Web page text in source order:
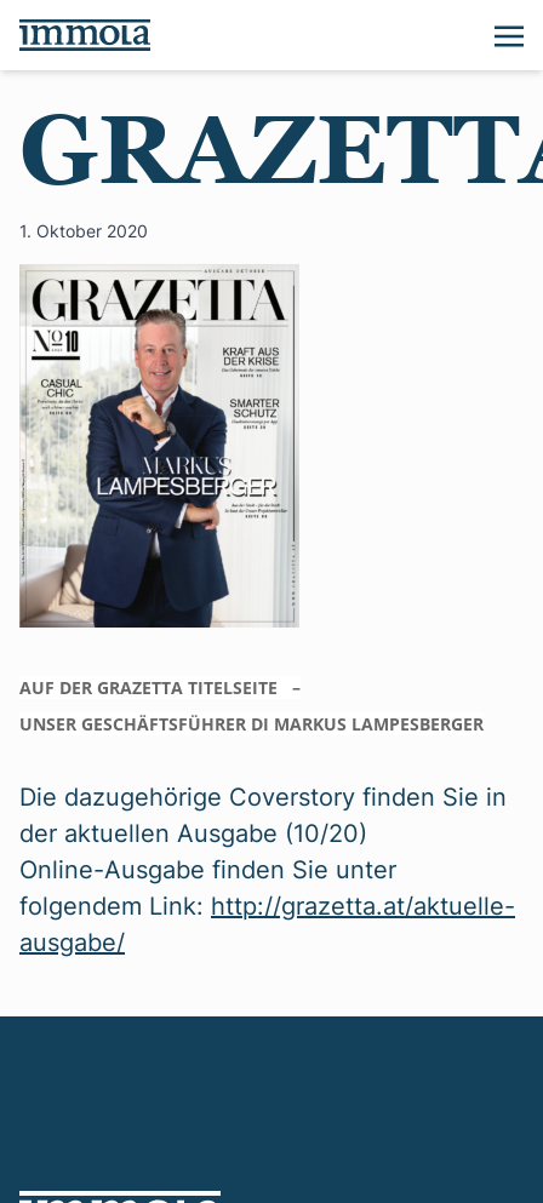
1. Oktober 2020
AUF DER GRAZETTA TITELSEITE –
UNSER GESCHÄFTSFÜHRER DI MARKUS LAMPESBERGER
Die dazugehörige Coverstory finden Sie in
der aktuellen Ausgabe (10/20)
Online-Ausgabe finden Sie unter
folgendem Link: http://grazetta.at/aktuelle-
ausgabe/